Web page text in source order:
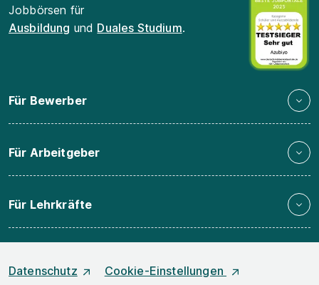
Jobbörsen für
Ausbildung und Duales Studium.
Für Bewerber
Für Arbeitgeber
Für Lehrkräfte
Datenschutz Cookie-Einstellungen